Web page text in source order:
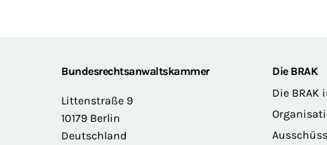
FooterBundesrechtsanwaltskammer
Littenstraße 9
10179 Berlin
Deutschland
Die BRAK
Die BRAK